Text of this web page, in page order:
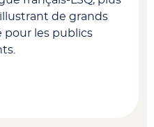
de grands
pour les publics